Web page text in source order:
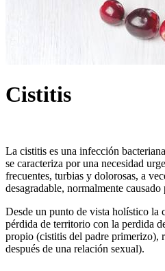
Cistitis
La cistitis es una infección
se caracteriza por una necesidad
frecuentes, turbias y dolorosas, a
desagradable, normalmente
Desde un punto de vista holístico la
pérdida de territorio con la perdida
propio (cistitis del padre primerizo),
después de una relación sexual).